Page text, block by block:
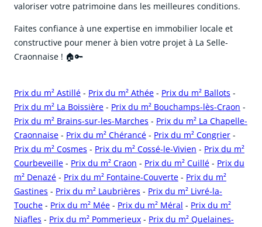
valoriser votre patrimoine dans les meilleures conditions.
Faites confiance à une expertise en immobilier locale et
constructive pour mener à bien votre projet à La Selle-
Craonnaise ! 🏠🔑
Prix du m² Astillé - Prix du m² Athée - Prix du m² Ballots -
Prix du m² La Boissière - Prix du m² Bouchamps-lès-Craon -
Prix du m² Brains-sur-les-Marches - Prix du m² La Chapelle-
Craonnaise - Prix du m² Chérancé - Prix du m² Congrier -
Prix du m² Cosmes - Prix du m² Cossé-le-Vivien - Prix du m²
Courbeveille - Prix du m² Craon - Prix du m² Cuillé - Prix du
m² Denazé - Prix du m² Fontaine-Couverte - Prix du m²
Gastines - Prix du m² Laubrières - Prix du m² Livré-la-
Touche - Prix du m² Mée - Prix du m² Méral - Prix du m²
Niafles - Prix du m² Pommerieux - Prix du m² Quelaines-